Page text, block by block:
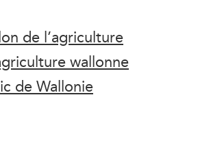
de l’agriculture
wallonne
de Wallonie